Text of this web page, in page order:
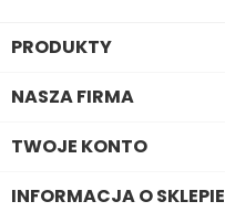
PRODUKTY
NASZA FIRMA
TWOJE KONTO
INFORMACJA O SKLEPIE